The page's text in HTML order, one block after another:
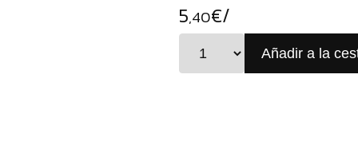
5,40€/